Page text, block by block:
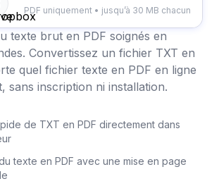
PDF uniquement • jusqu’à 30 MB chacun
texte brut en PDF soignés en
Convertissez un fichier TXT en
quel fichier texte en PDF en ligne
sans inscription ni installation.
de TXT en PDF directement dans
texte en PDF avec une mise en page